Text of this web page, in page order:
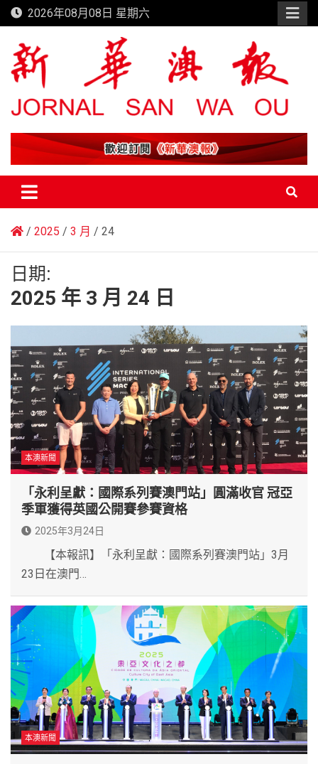
Skip
to
content
2026年08月08日 星期六
新華澳報
2025 3 月 24
日期:
2025 年 3 月 24 日
本澳新聞
「永利呈獻：國際系列賽澳門站」圓滿收官 冠亞
季軍獲得英國公開賽參賽資格
2025年3月24日
【本報訊】「永利呈獻：國際系列賽澳門站」3月
23日在澳門…
本澳新聞